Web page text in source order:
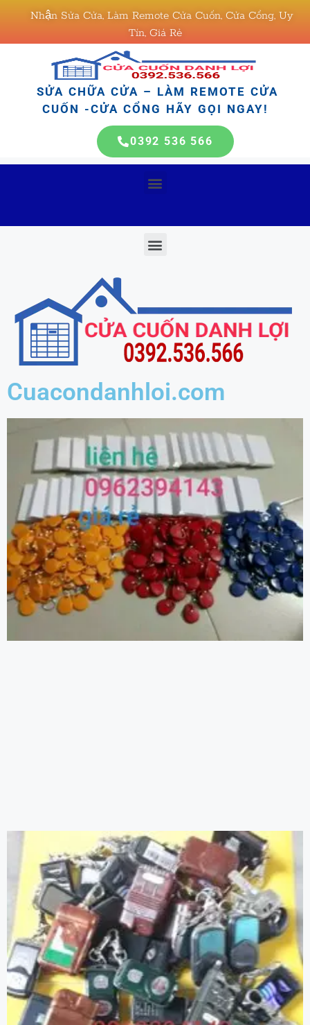
Nhận Sửa Cửa, Làm Remote Cửa Cuốn, Cửa Cổng, Uy
Tín, Giá Rẻ
SỬA CHỮA CỬA – LÀM REMOTE CỬA
CUỐN -CỬA CỔNG HÃY GỌI NGAY!
0392 536 566
Cuacondanhloi.com